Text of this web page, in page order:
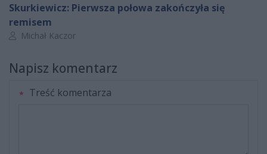
Skurkiewicz: Pierwsza połowa zakończyła się
remisem
Autor artykułu:
Michał Kaczor
Napisz komentarz
Treść komentarza